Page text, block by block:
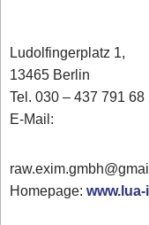
Ludolfingerplatz 1,
13465 Berlin
Tel. 030 – 437 791 68
E-Mail:
Homepage: